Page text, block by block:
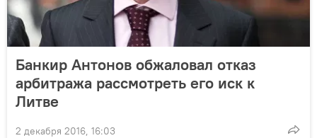
Банкир Антонов обжаловал отказ
арбитража рассмотреть его иск к
Литве
2 декабря 2016, 16:03